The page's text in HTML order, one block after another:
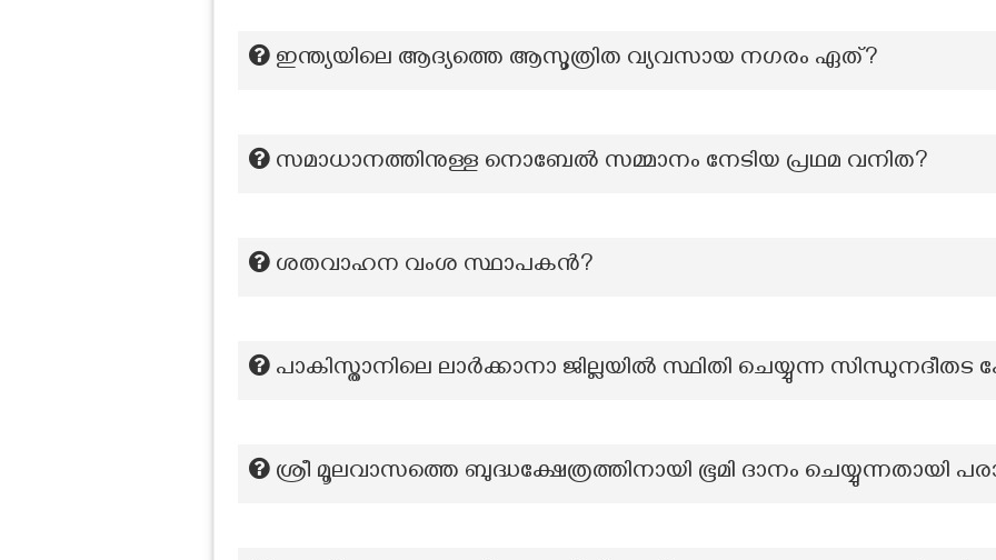
ഇന്ത്യയിലെ ആദ്യത്തെ ആസൂത്രിത വ്യവസായ നഗരം ഏത്?
സമാധാനത്തിനുള്ള നൊബേൽ സമ്മാനം നേടിയ പ്രഥമ വനിത?
ശതവാഹന വംശ സ്ഥാപകന്‍?
പാകിസ്താനിലെ ലാർക്കാനാ ജില്ലയിൽ സ്ഥിതി ചെയ്യുന്ന സിന്ധുനദീതട
ശ്രീ മൂലവാസത്തെ ബുദ്ധക്ഷേത്രത്തിനായി ഭൂമി ദാനം ചെയ്യുന്നതായി